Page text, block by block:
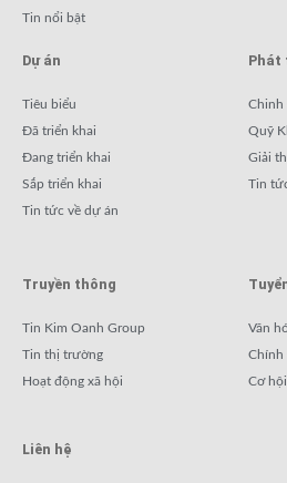
Tin nổi bật
Dự án
Tiêu biểu
Đã triển khai
Đang triển khai
Sắp triển khai
Tin tức về dự án
Phát
Chinh
Quỹ
Giải
Tin
Truyền thông
Tin Kim Oanh Group
Tin thị trường
Hoạt động xã hội
Văn
Chính
Cơ
Liên hệ